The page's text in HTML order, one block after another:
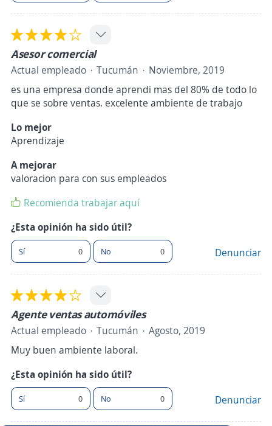
Asesor comercial
Actual empleado Tucumán
Noviembre, 2019
es una empresa donde aprendi mas del 80% de todo lo
que se sobre ventas. excelente ambiente de trabajo
Lo mejor
Aprendizaje
A mejorar
valoracion para con sus empleados
Recomienda trabajar aquí
¿Esta opinión ha sido útil?
Sí 0 No 0 Denunciar
Agente ventas automóviles
Actual empleado Tucumán
Agosto, 2019
Muy buen ambiente laboral.
¿Esta opinión ha sido útil?
Sí 0 No 0 Denunciar